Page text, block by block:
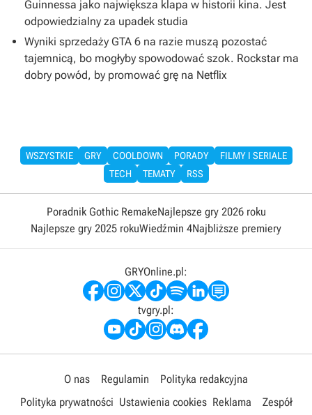
Guinnessa jako największa klapa w historii kina. Jest
odpowiedzialny za upadek studia
Wyniki sprzedaży GTA 6 na razie muszą pozostać
tajemnicą, bo mogłyby spowodować szok. Rockstar ma
dobry powód, by promować grę na Netflix
WSZYSTKIE GRY COOLDOWN PORADY
FILMY I SERIALE
TECH
TEMATY RSS
Poradnik Gothic RemakeNajlepsze gry 2026 roku
Najlepsze gry 2025 rokuWiedźmin 4Najbliższe premiery
GRYOnline.pl:
tvgry.pl:
O nas Regulamin
Polityka redakcyjna
Polityka prywatności Ustawienia cookies Reklama Zespół